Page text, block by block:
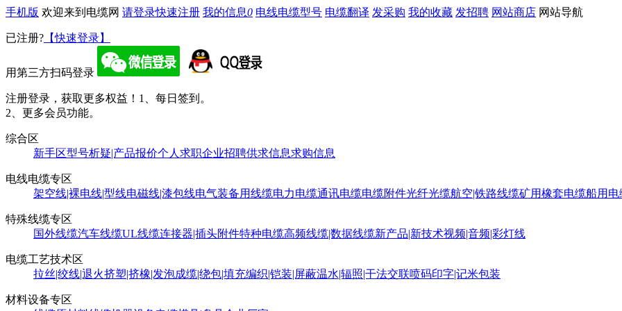
手机版 欢迎来到电缆网 请登录快速注册 我的信息0 电线电缆型号 电缆翻译 发采购 我的收藏 发招聘 网站商店 网站导航
已注册? 【快速登录】
用第三方扫码登录
注册登录，获取更多权益！ 1、每日签到。
2、更多会员功能。
综合区
新手区型号析疑|产品报价个人求职企业招聘供求信息求购信息
电线电缆专区
架空线|裸电线|型线电磁线|漆包线电气装备用线缆电力电缆通讯电缆电缆附件光纤光缆航空|铁路线缆矿用橡套电缆船用电
特殊线缆专区
国外线缆汽车线缆UL线缆连接器|插头附件特种电缆高频线缆|数据线缆新产品|新技术视频|音频|彩灯线
电缆工艺技术区
拉丝|绞线|退火挤塑|挤橡|发泡成缆|绕包|填充编织|铠装|屏蔽温水|辐照|干法交联喷码印字|记米包装
材料设备专区